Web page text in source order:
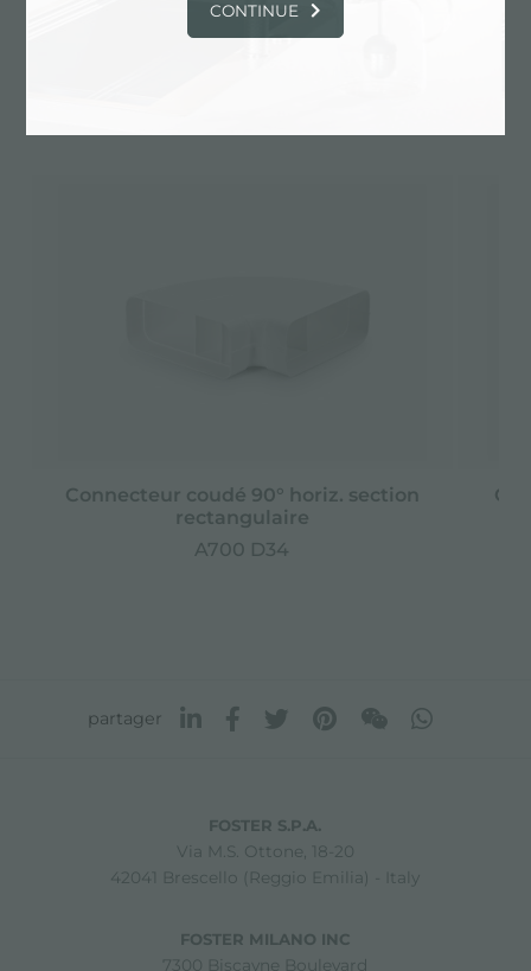
Connecteur coudé 90° horiz. section
rectangulaire
A700 D34
partager
FOSTER S.P.A.
Via M.S. Ottone, 18-20
42041 Brescello (Reggio Emilia) - Italy
FOSTER MILANO INC
7300 Biscayne Boulevard
CONTINUE